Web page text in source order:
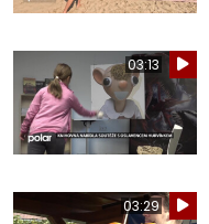
03:13
03:29